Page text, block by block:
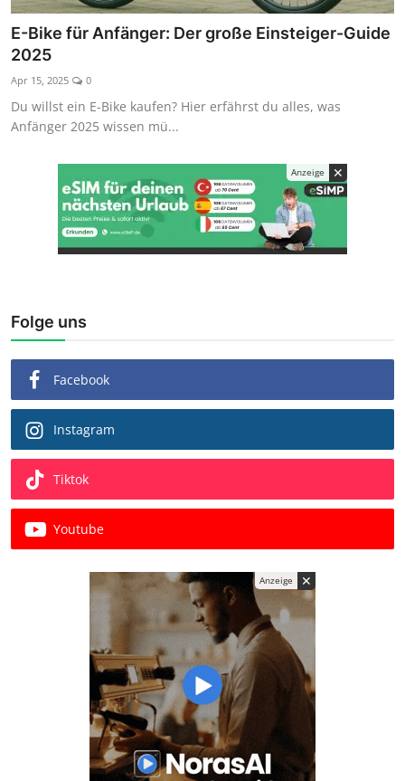
Kaufberatung
E-Bike für Anfänger: Der große Einsteiger-Guide
2025
Apr 15, 2025 0
Du willst ein E-Bike kaufen? Hier erfährst du alles, was
Anfänger 2025 wissen mü...
Anzeige ✕
Folge uns
Facebook
Instagram
Tiktok
Youtube
Anzeige ✕